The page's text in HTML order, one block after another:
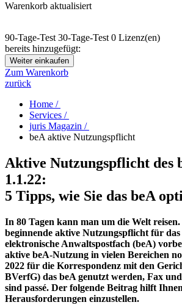
Warenkorb aktualisiert
90-Tage-Test 30-Tage-Test 0 Lizenz(en)
bereits hinzugefügt:
Weiter einkaufen
Zum Warenkorb
zurück
Home /
Services /
juris Magazin /
beA aktive Nutzungspflicht
Aktive Nutzungspflicht des
1.1.22:
5 Tipps, wie Sie das beA
In 80 Tagen kann man um die Welt
beginnende aktive Nutzungspflicht für das
elektronische Anwaltspostfach (beA)
aktive beA-Nutzung in vielen Bereichen
2022 für die Korrespondenz mit den
BVerfG) das beA genutzt werden, Fax
sind passé. Der folgende Beitrag hilft
Herausforderungen einzustellen.